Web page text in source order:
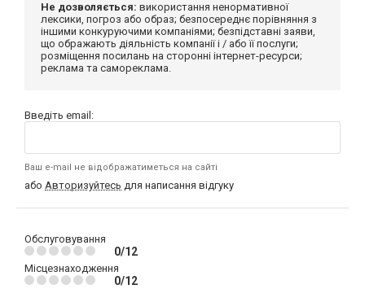
Не дозволяється: використання ненормативної
лексики, погроз або образ; безпосереднє порівняння з
іншими конкуруючими компаніями; безпідставні заяви,
що ображають діяльність компанії і / або її послуги;
розміщення посилань на сторонні інтернет-ресурси;
реклама та самореклама.
Введіть email:
Ваш e-mail не відображатиметься на сайті
або Авторизуйтесь для написання відгуку
Обслуговування
0/12
Місцезнаходження
0/12